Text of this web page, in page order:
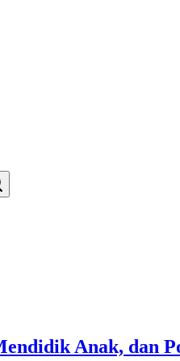
Anak, dan